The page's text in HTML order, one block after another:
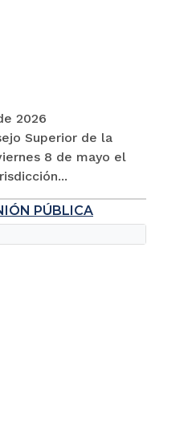
2026
Superior de la
8 de mayo el
PÚBLICA